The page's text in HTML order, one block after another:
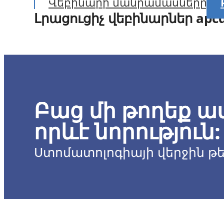
Լրացուցիչ վեբինարներ
Preparo Automatizado
Բաց մի թողեք
որևէ նորություն:
Ստոմատոլոգիայի վերջին